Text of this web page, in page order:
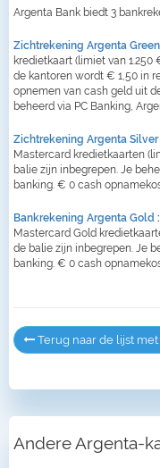
Argenta Bank biedt 3
Zichtrekening Argenta Green
kredietkaart (limiet van
de kantoren wordt € 1,50 in
opnemen van cash geld uit
beheerd via PC Banking,
Zichtrekening Argenta Silver
Mastercard kredietkaarten
balie zijn inbegrepen. Je
banking. € 0 cash
Bankrekening Argenta Gold :
Mastercard Gold
de balie zijn inbegrepen. Je
banking. € 0 cash
Terug naar de lijst
Andere Argenta-